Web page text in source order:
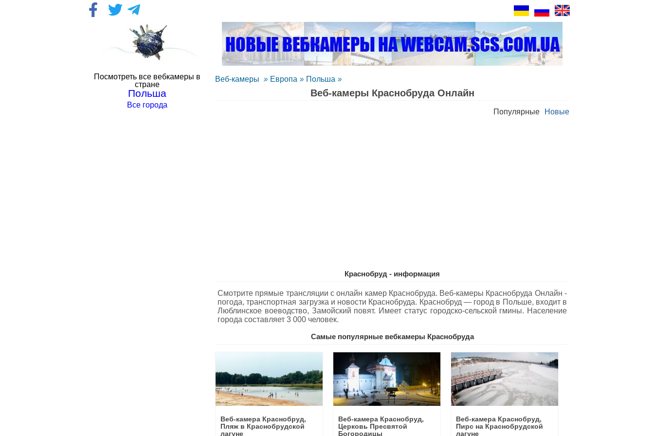
Посмотреть все вебкамеры в
стране
Польша
Все города
Веб-камеры » Европа » Польша »
Веб-камеры Краснобруда Oнлайн
Новые
Популярные
Краснобруд - информация
Смотрите прямые трансляции с онлайн камер Краснобруда. Веб-камеры Краснобруда Oнлайн -
погода, транспортная загрузка и новости Краснобруда. Краснобруд — город в Польше, входит в
Люблинское воеводство, Замойский повят. Имеет статус городско-сельской гмины. Население
города составляет 3 000 человек.
Самые популярные вебкамеры Краснобруда
Веб-камера Краснобруд,
Пляж в Краснобрудской
лагуне
Веб-камера Краснобруд,
Церковь Пресвятой
Богородицы
Веб-камера Краснобруд,
Пирс на Краснобрудской
лагуне